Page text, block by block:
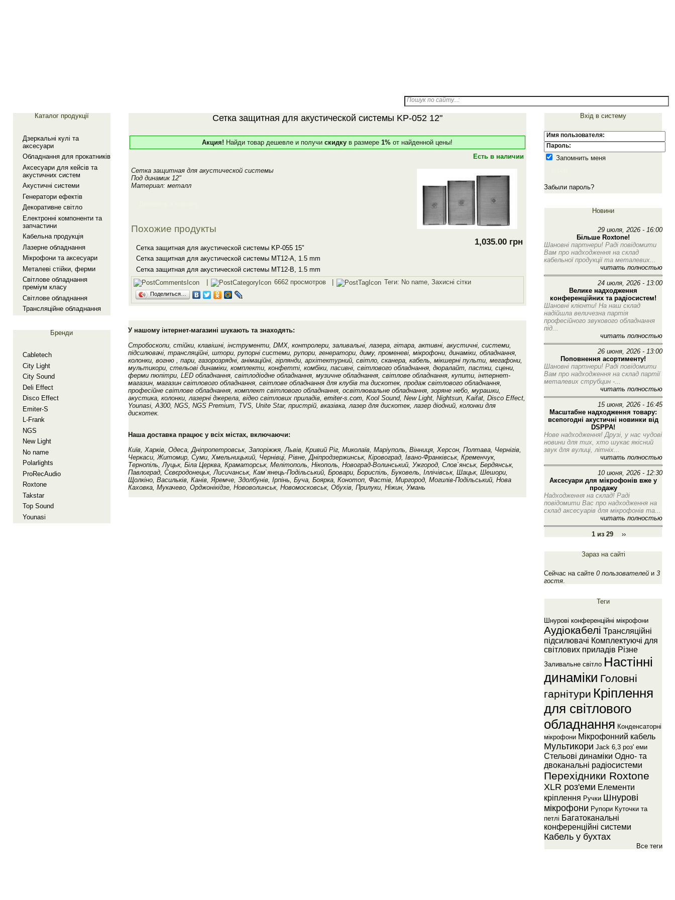
Пошук по сайту...:
Каталог продукції
Дзеркальнi кулi та
аксесуари
Обладнання для прокатникiв
Аксесуари для кейсiв та
акустичних систем
Акустичнi системи
Генератори ефектiв
Декоративне свiтло
Електроннi компоненти та
запчастини
Кабельна продукцiя
Лазерне обладнання
Мiкрофони та аксесуари
Металевi стiйки, ферми
Свiтлове обладнання
премiум класу
Свiтлове обладнання
Трансляцiйне обладнання
Бренди
Cabletech
City Light
City Sound
Deli Effect
Disco Effect
Emiter-S
L-Frank
NGS
New Light
No name
Polarlights
ProRecAudio
Roxtone
Takstar
Top Sound
Younasi
Вхід в систему
Имя пользователя:
Пароль:
Запомнить меня
Забыли пароль?
Новини
29 июля, 2026 - 16:00
Більше Roxtone!
Шановні партнери! Раді повідомити
Вам про надходження на склад
кабельної продукції та металевих...
читать полностью
24 июля, 2026 - 13:00
Велике надходження
конференційних та радіосистем!
Шановні клієнти! На наш склад
надійшла величезна партія
професійного звукового обладнання
під...
читать полностью
26 июня, 2026 - 13:00
Поповнення асортименту!
Шановні партнери! Раді повідомити
Вам про надходження на склад партії
металевих струбцин -...
читать полностью
15 июня, 2026 - 16:45
Масштабне надходження товару:
всепогодні акустичні новинки від
DSPPA!
Нове надходження! Друзі, у нас чудові
новини для тих, хто шукає якісний
звук для вулиці, літніх...
читать полностью
10 июня, 2026 - 12:30
Аксесуари для мікрофонів вже у
продажу
Надходження на склад! Раді
повідомити Вас про надходження на
склад аксесуарів для мікрофонів та...
читать полностью
1 из 29 ››
Зараз на сайті
Сейчас на сайте0 пользователей и3
гостя.
Теги
Шнуровi конференцiйнi мiкрофони
Аудiокабелi Трансляцiйнi
пiдсилювачi Комплектуючi для
свiтлових приладiв Рiзне
Заливальне свiтло Настiннi
динамiки Головнi
гарнiтури Крiплення
для свiтлового
обладнання Конденсаторнi
мiкрофони Мiкрофонний кабель
Мультикори Jack 6,3 роз' еми
Стельовi динамiки Одно- та
двоканальнi радiосистеми
Перехiдники Roxtone
XLR роз'еми Елементи
крiплення Ручки Шнуровi
мiкрофони Рупори Куточки та
петлi Багатоканальнi
конференцiйнi системи
Кабель у бухтах
Все теги
Сетка защитная для акустической системы KP-052 12"
Акция! Найди товар дешевле и получискидку в размере1% от найденной цены!
Есть в наличии
Сетка защитная для акустической системы
Под динамик 12"
Материал: металл
1,035.00 грн
Похожие продукты
Сетка защитная для акустической системы KP-055 15"
Сетка защитная для акустической системы MT12-A, 1.5 mm
Сетка защитная для акустической системы MT12-B, 1.5 mm
6662 просмотров | Теги: No name, Захиснi сiтки
Поделиться…
У нашому інтернет-магазині шукають та знаходять:
Стробоскопи, стійки, клавішні, інструменти, DMX, контролери, заливальні, лазера, гітара, активні, акустичні, системи,
підсилювачі, трансляційні, штори, рупорні системи, рупори, генератори, диму, променеві, мікрофони, динаміки, обладнання,
колонки, вогню , пари, газорозрядні, анімаційні, гірлянди, архітектурний, світло, сканера, кабель, мікшерні пульти, мегафони,
мультикори, стельові динаміки, комплекти, конфетті, комбіки, пасивні, світлового обладнання, дюралайт, пастки, сцени,
ферми пюпітри, LED обладнання, світлодіодне обладнання, музичне обладнання, світлове обладнання, купити, інтернет-
магазин, магазин світлового обладнання, світлове обладнання для клубів та дискотек, продаж світлового обладнання,
професійне світлове обладнання, комплект світлового обладнання, освітлювальне обладнання, зоряне небо, мурашки,
акустика, колонки, лазерні джерела, відео світлових приладів, emiter-s.com, Kool Sound, New Light, Nightsun, Kaifat, Disco Effect,
Younasi, A300, NGS, NGS Premium, TVS, Unite Star, пристрій, вказівка, лазер для дискотек, лазер діодний, колонки для
дискотек.
Наша доставка працює у всіх містах, включаючи:
Київ, Харків, Одеса, Дніпропетровськ, Запоріжжя, Львів, Кривий Ріг, Миколаїв, Маріуполь, Вінниця, Херсон, Полтава, Чернігів,
Черкаси, Житомир, Суми, Хмельницький, Чернівці, Рівне, Дніпродзержинськ, Кіровоград, Івано-Франківськ, Кременчук,
Тернопіль, Луцьк, Біла Церква, Краматорськ, Мелітополь, Нікополь, Новоград-Волинський, Ужгород, Слов`янськ, Бердянськ,
Павлоград, Сєвєродонецьк, Лисичанськ, Кам`янець-Подільський, Бровари, Бориспіль, Буковель, Іллічівськ, Шацьк, Шешори,
Щолкіно, Васильків, Канів, Яремче, Здолбунів, Ірпінь, Буча, Боярка, Конотоп, Фастів, Миргород, Могилів-Подільський, Нова
Каховка, Мукачево, Орджонікідзе, Нововолинськ, Новомосковськ, Обухів, Прилуки, Ніжин, Умань